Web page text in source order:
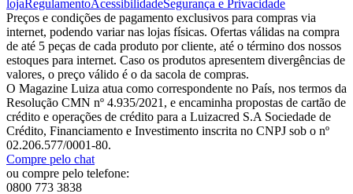
loja RegulamentoAcessibilidadeSegurança e Privacidade
Preços e condições de pagamento exclusivos para compras via
internet, podendo variar nas lojas físicas. Ofertas válidas na compra
de até 5 peças de cada produto por cliente, até o término dos nossos
estoques para internet. Caso os produtos apresentem divergências de
valores, o preço válido é o da sacola de compras.
O Magazine Luiza atua como correspondente no País, nos termos da
Resolução CMN nº 4.935/2021, e encaminha propostas de cartão de
crédito e operações de crédito para a Luizacred S.A Sociedade de
Crédito, Financiamento e Investimento inscrita no CNPJ sob o nº
02.206.577/0001-80.
Compre pelo chat
ou compre pelo telefone:
0800 773 3838